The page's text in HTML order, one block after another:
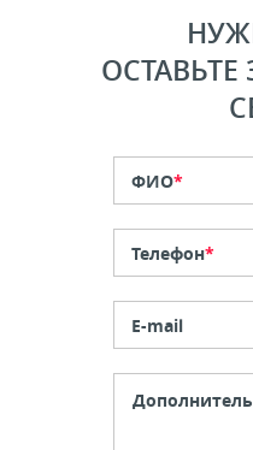
ФИО*
Телефон*
E-mail